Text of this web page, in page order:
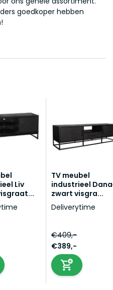
goedkoper hebben
Liv
TV meubel
industrieel
zwart visgra...
Deliverytime
€409,-
€389,-